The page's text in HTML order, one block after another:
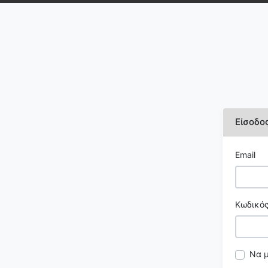
Email
Να